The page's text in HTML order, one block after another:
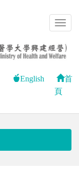
English
首
頁